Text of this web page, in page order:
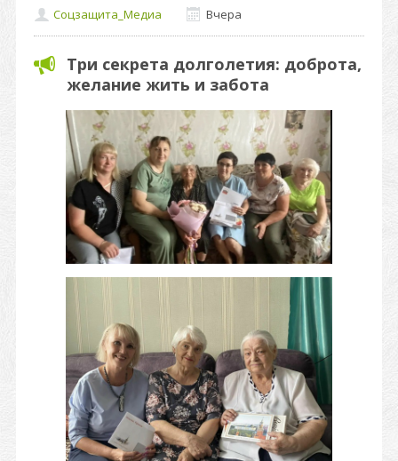
Соцзащита_Медиа
Вчера
Три секрета долголетия: доброта,
желание жить и забота